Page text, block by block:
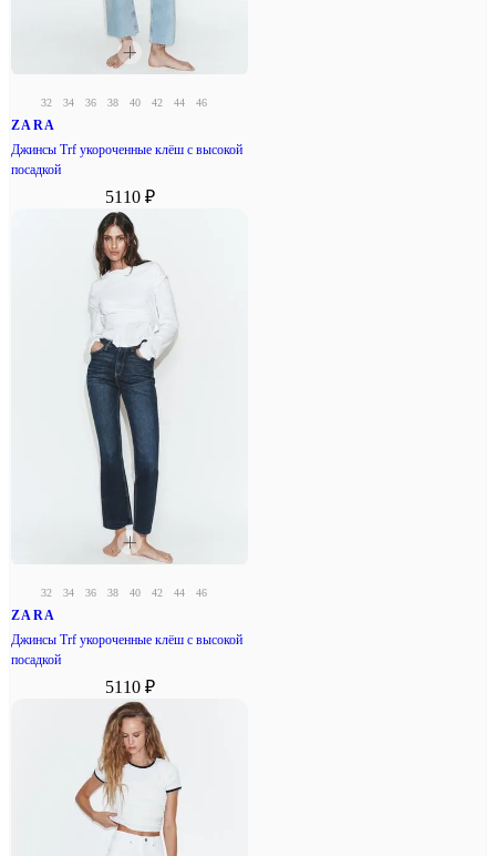
32 34 36 38 40 42 44 46
ZARA
Джинсы Trf укороченные клёш с высокой
посадкой
5110 ₽
32 34 36 38 40 42 44 46
ZARA
Джинсы Trf укороченные клёш с высокой
посадкой
5110 ₽